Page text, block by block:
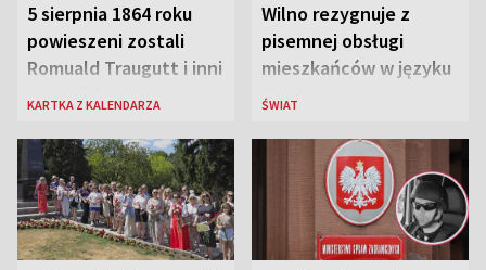
5 sierpnia 1864 roku
powieszeni zostali
Romuald Traugutt i inni
przywódcy Powstania
KARTKA Z KALENDARZA
Wilno rezygnuje z
pisemnej obsługi
mieszkańców w języku
rosyjskim
ŚWIAT